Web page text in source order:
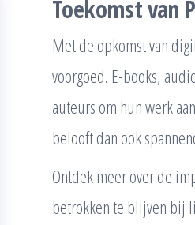
Toekomst van
Met de opkomst van
voorgoed. E-books,
auteurs om hun werk
belooft dan ook
Ontdek meer over de
betrokken te blijven bij